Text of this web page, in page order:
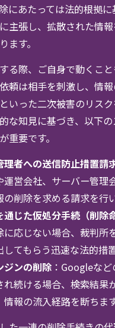
にあたっては法的根拠
主張し、拡散された情
ます。
る際、ご自身で動くこ
頼は相手を刺激し、情
いった二次被害のリス
な知見に基づき、以下
重要です。
理者への送信防止措置請
運営会社、サーバー管理
の削除を求める請求を行
じた仮処分手続（削除
に応じない場合、裁判所
してもらう迅速な法的措
ジンの削除：Googleなど
れ続ける場合、検索結果
情報の流入経路を断ちま